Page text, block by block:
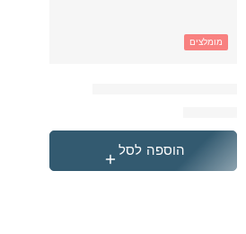
מומלצים
הוספה לסל